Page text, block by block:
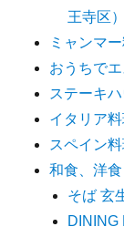
王寺区）
ミャンマ
おうちで
ステーキ
イタリア
スペイン
和食、洋食
そば 玄
DINING